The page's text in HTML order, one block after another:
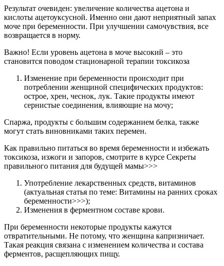
Результат очевиден: увеличение количества ацетона и
кислоты ацетоуксусной. Именно они дают неприятный запах
моче при беременности. При улучшении самочувствия, все
возвращается в норму.
Важно! Если уровень ацетона в моче высокий – это
становится поводом стационарной терапии токсикоза
Изменение при беременности происходит при
потреблении женщиной специфических продуктов:
острое, хрен, чеснок, лук. Такие продукты имеют
сернистые соединения, влияющие на мочу;
Спаржа, продукты с большим содержанием белка, также
могут стать виновниками таких перемен.
Как правильно питаться во время беременности и избежать
токсикоза, изжоги и запоров, смотрите в курсе Секреты
правильного питания для будущей мамы>>>
Употребление лекарственных средств, витаминов
(актуальная статья по теме: Витамины на ранних сроках
беременности>>>);
Изменения в ферментном составе крови.
При беременности некоторые продукты кажутся
отвратительными. Не потому, что женщина капризничает.
Такая реакция связана с изменением количества и состава
ферментов, расщепляющих пищу.